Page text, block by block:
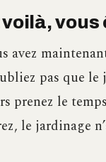
voilà, vous
avez
pas que
prenez le
le jardinage